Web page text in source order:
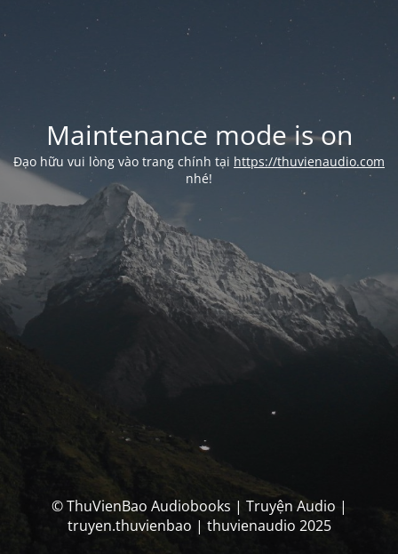
Maintenance mode is on
Đạo hữu vui lòng vào trang chính tại https://thuvienaudio.com
nhé!
© ThuVienBao Audiobooks | Truyện Audio |
truyen.thuvienbao | thuvienaudio 2025